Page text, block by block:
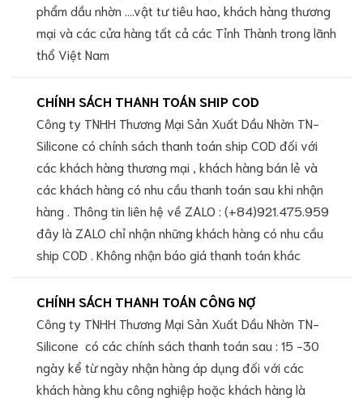
phẩm dầu nhờn ....vật tư tiêu hao, khách hàng thương
mại và các cửa hàng tất cả các Tỉnh Thành trong lãnh
thổ Việt Nam
CHÍNH SÁCH THANH TOÁN SHIP COD
Công ty TNHH Thương Mại Sản Xuất Dầu Nhờn TN-
Silicone có chính sách thanh toán ship COD đối với
các khách hàng thương mại , khách hàng bán lẻ và
các khách hàng có nhu cầu thanh toán sau khi nhận
hàng . Thông tin liên hệ về ZALO : (+84)921.475.959
đây là ZALO chỉ nhận những khách hàng có nhu cầu
ship COD . Không nhận báo giá thanh toán khác
CHÍNH SÁCH THANH TOÁN CÔNG NỢ
Công ty TNHH Thương Mại Sản Xuất Dầu Nhờn TN-
Silicone có các chính sách thanh toán sau : 15 -30
ngày kể từ ngày nhận hàng áp dụng đối với các
khách hàng khu công nghiệp hoặc khách hàng là